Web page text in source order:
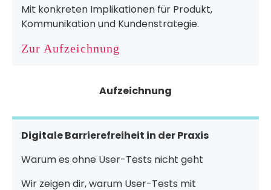
Mit konkreten Implikationen für Produkt,
Kommunikation und Kundenstrategie.
Zur Aufzeichnung
Aufzeichnung
Digitale Barrierefreiheit in der Praxis
Warum es ohne User-Tests nicht geht
Wir zeigen dir, warum User-Tests mit